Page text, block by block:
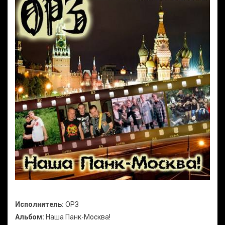
Исполнитель: ОРЗ
Альбом: Наша Панк-Москва!